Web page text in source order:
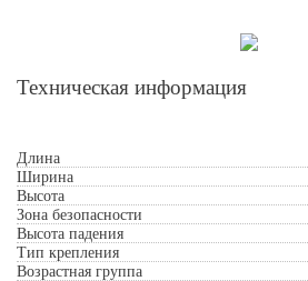
Техническая информация
Длина
Ширина
Высота
Зона безопасности
Высота падения
Тип крепления
Возрастная группа
Обработкой персональных данных